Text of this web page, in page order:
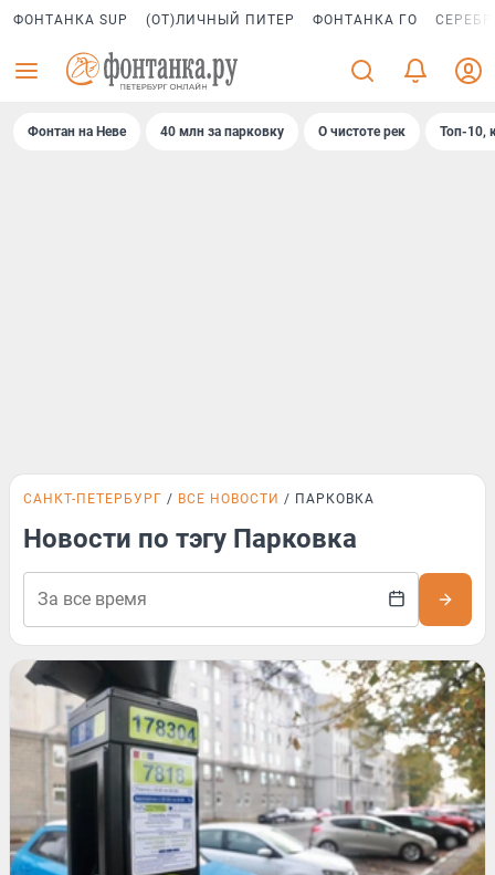
ФОНТАНКА SUP (ОТ)ЛИЧНЫЙ ПИТЕР ФОНТАНКА ГО
Фонтан на Неве 40 млн за парковку О чистоте рек Топ-10,
САНКТ-ПЕТЕРБУРГ ВСЕ НОВОСТИ ПАРКОВКА
Новости по тэгу Парковка